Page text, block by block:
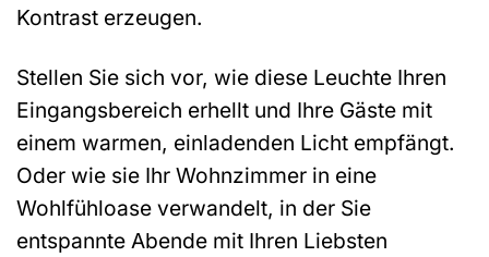
Kontrast erzeugen.
Stellen Sie sich vor, wie diese Leuchte Ihren
Eingangsbereich erhellt und Ihre Gäste mit
einem warmen, einladenden Licht empfängt.
Oder wie sie Ihr Wohnzimmer in eine
Wohlfühloase verwandelt, in der Sie
entspannte Abende mit Ihren Liebsten